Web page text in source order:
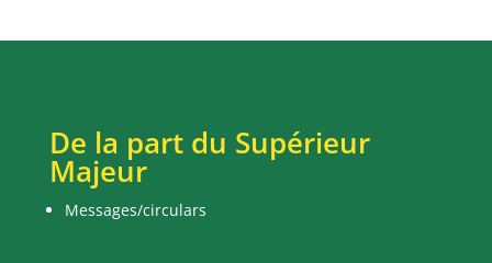
De la part du Supérieur
Majeur
Messages/circulars